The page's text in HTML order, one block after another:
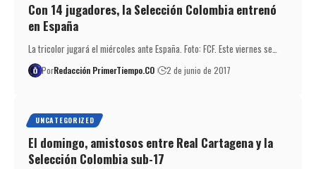
Con 14 jugadores, la Selección Colombia entrenó
en España
La tricolor jugará el miércoles ante España. Foto: FCF. Este viernes se…
PorRedacción PrimerTiempo.CO 2 de junio de 2017
UNCATEGORIZED
El domingo, amistosos entre Real Cartagena y la
Selección Colombia sub-17